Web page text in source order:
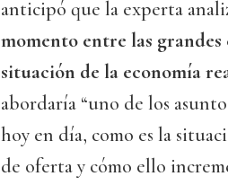
anticipó que la experta
momento entre las
situación de la economía
abordaría “uno de los
hoy en día, como es la
de oferta y cómo ello